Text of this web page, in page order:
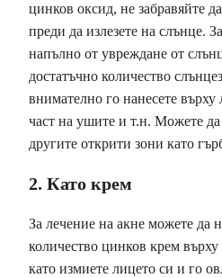
цинков оксид, не забравяйте
преди да излезете на слънце.
напълно от увреждане от
достатъчно количество
внимателно го нанесете
част на ушите и т.н. Можете да
другите открити зони като
2. Като крем
За лечение на акне можете да
количество цинков крем върху
като измиете лицето си и го